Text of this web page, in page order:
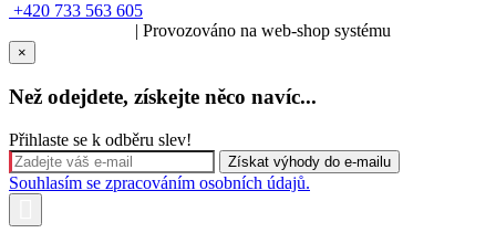
+420 733 563 605
| Provozováno na web-shop systému
×
Než odejdete, získejte něco navíc...
Přihlaste se k odběru slev!
Souhlasím se zpracováním osobních údajů.